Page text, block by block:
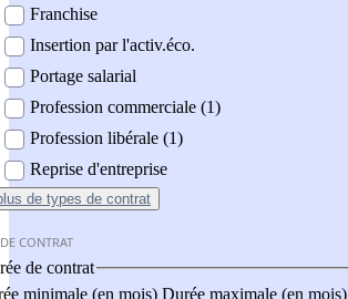
Franchise
Insertion par l'activ.éco.
Portage salarial
Profession commerciale (1)
Profession libérale (1)
Reprise d'entreprise
de types de contrat
CONTRAT
de contrat
minimale (en mois) Durée maximale (en mois)